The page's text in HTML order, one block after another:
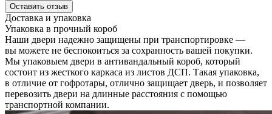
Оставить отзыв
Доставка и упаковка
Упаковка в прочный короб
Наши двери надежно защищены при транспортировке —
вы можете не беспокоиться за сохранность вашей покупки.
Мы упаковыем двери в антивандальный короб, который
состоит из жесткого каркаса из листов ДСП. Такая упаковка,
в отличие от гофротары, отлично защищает дверь, и позволяет
перевозить двери на длинные расстояния с помощью
транспортной компании.